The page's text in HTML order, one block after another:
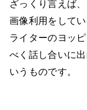
ざっくり言えば
画像利用をしてい
ライターのヨッ
べく話し合いに出
いうものです。